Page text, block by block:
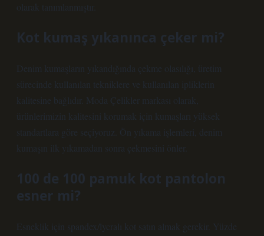
olarak tanımlanmıştır.
Kot kumaş yıkanınca çeker mi?
Denim kumaşların yıkandığında çekme olasılığı, üretim
sürecinde kullanılan tekniklere ve kullanılan ipliklerin
kalitesine bağlıdır. Moda Çelikler markası olarak,
ürünlerimizin kalitesini korumak için kumaşları yüksek
standartlara göre seçiyoruz. Ön yıkama işlemleri, denim
kumaşın ilk yıkamadan sonra çekmesini önler.
100 de 100 pamuk kot pantolon
esner mi?
Esneklik için spandex/lycralı kot satın almak gerekir. Yüzde